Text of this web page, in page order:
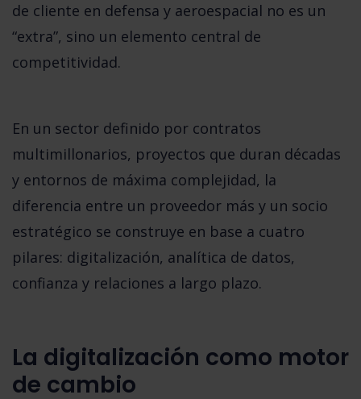
de cliente en defensa y aeroespacial no es un
“extra”, sino un elemento central de
competitividad.
En un sector definido por contratos
multimillonarios, proyectos que duran décadas
y entornos de máxima complejidad, la
diferencia entre un proveedor más y un socio
estratégico se construye en base a cuatro
pilares: digitalización, analítica de datos,
confianza y relaciones a largo plazo.
La digitalización como motor
de cambio